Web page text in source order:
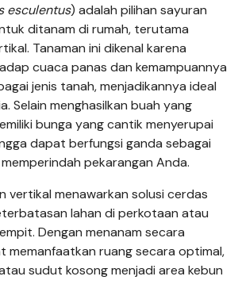
esculentus) adalah pilihan sayuran
ditanam di rumah, terutama
Tanaman ini dikenal karena
cuaca panas dan kemampuannya
jenis tanah, menjadikannya ideal
Selain menghasilkan buah yang
bunga yang cantik menyerupai
dapat berfungsi ganda sebagai
pekarangan Anda.
vertikal menawarkan solusi cerdas
lahan di perkotaan atau
Dengan menanam secara
memanfaatkan ruang secara optimal,
sudut kosong menjadi area kebun